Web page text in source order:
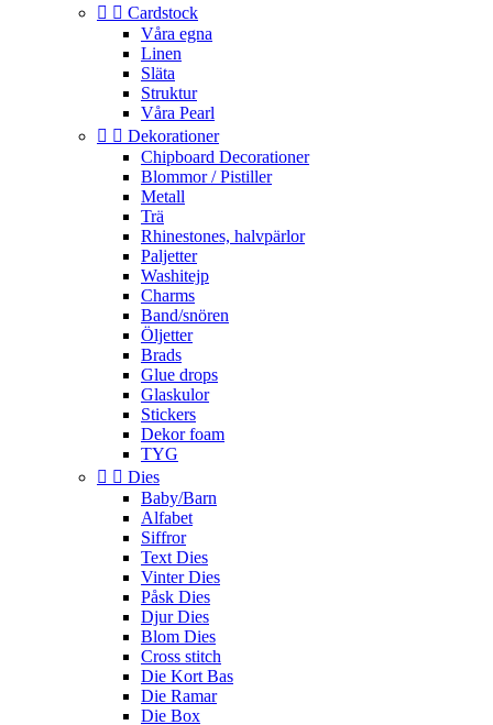
  Cardstock
Våra egna
Linen
Släta
Struktur
Våra Pearl
  Dekorationer
Chipboard Decorationer
Blommor / Pistiller
Metall
Trä
Rhinestones, halvpärlor
Paljetter
Washitejp
Charms
Band/snören
Öljetter
Brads
Glue drops
Glaskulor
Stickers
Dekor foam
TYG
  Dies
Baby/Barn
Alfabet
Siffror
Text Dies
Vinter Dies
Påsk Dies
Djur Dies
Blom Dies
Cross stitch
Die Kort Bas
Die Ramar
Die Box